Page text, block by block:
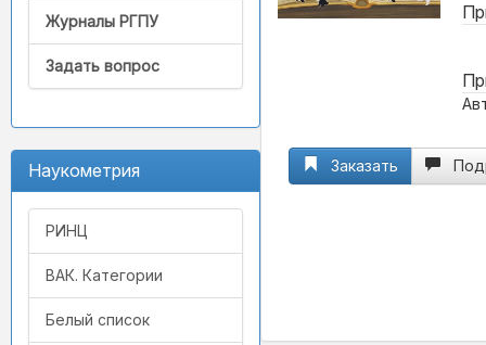
Журналы РГПУ
Задать вопрос
Наукометрия
РИНЦ
ВАК. Категории
Белый список
Заказать